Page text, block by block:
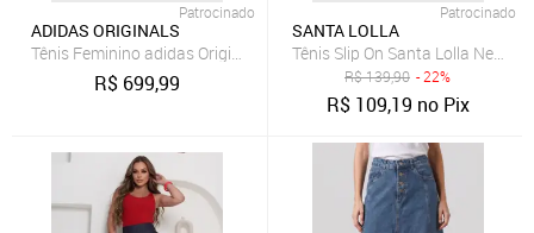
Patrocinado
ADIDAS ORIGINALS
Tênis Feminino adidas Originals Sl 72 OG Marrom
R$ 699,99
Patrocinado
SANTA LOLLA
Tênis Slip On Santa Lolla New
R$139,90 - 22%
R$ 109,19 no Pix